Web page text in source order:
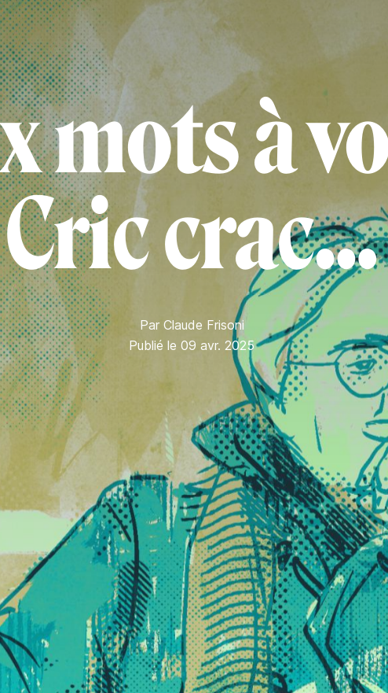
mots à
Cric crac…
Par Claude Frisoni
Publié le 09 avr. 2025